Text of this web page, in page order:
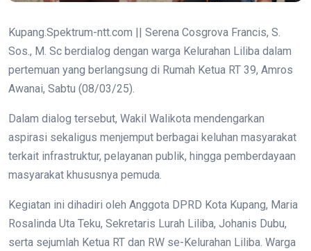
Kupang.Spektrum-ntt.com || Serena Cosgrova Francis, S.
Sos., M. Sc berdialog dengan warga Kelurahan Liliba dalam
pertemuan yang berlangsung di Rumah Ketua RT 39, Amros
Awanai, Sabtu (08/03/25).
Dalam dialog tersebut, Wakil Walikota mendengarkan
aspirasi sekaligus menjemput berbagai keluhan masyarakat
terkait infrastruktur, pelayanan publik, hingga pemberdayaan
masyarakat khususnya pemuda.
Kegiatan ini dihadiri oleh Anggota DPRD Kota Kupang, Maria
Rosalinda Uta Teku, Sekretaris Lurah Liliba, Johanis Dubu,
serta sejumlah Ketua RT dan RW se-Kelurahan Liliba. Warga